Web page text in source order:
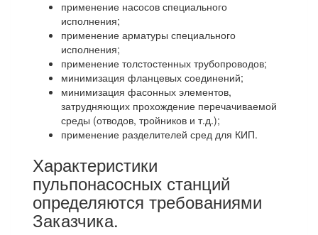
применение насосов специального
исполнения;
применение арматуры специального
исполнения;
применение толстостенных трубопроводов;
минимизация фланцевых соединений;
минимизация фасонных элементов,
затрудняющих прохождение перечачиваемой
среды (отводов, тройников и т.д.);
применение разделителей сред для КИП.
Характеристики
пульпонасосных станций
определяются требованиями
Заказчика.